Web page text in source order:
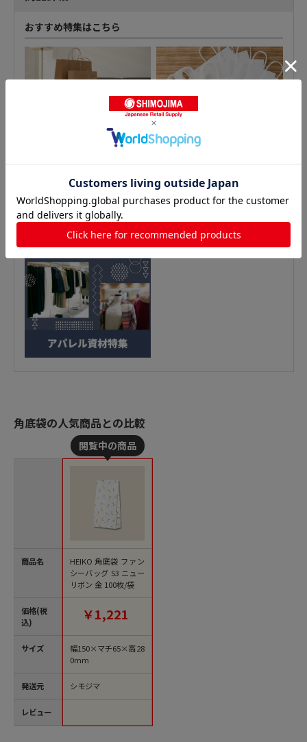
おすすめ特集はこちら
角底袋の人気商品との比較
商品名
価格(税
込)
サイズ
発送元
レビュー
HEIKO 角底袋 ファン
シーバッグ S3 ニュー
リボン 金 100枚/袋
￥1,221
幅150×マチ65×高28
0mm
シモジマ